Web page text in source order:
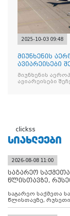
2025-10-03 09:48
მიუნხენის
ავიარეისები
მიუნხენის
ავიარეისები
clickss
ᲡᲘᲐᲮᲚᲔᲔᲑᲘ
2026-08-08 11:00
საგარეო
წლისთავზე,
საგარეო საქმეთა
წლისთავზე,
დადებულ 2008 წლის